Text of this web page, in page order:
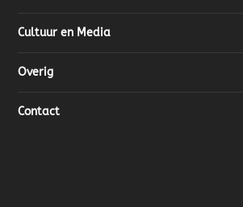
Cultuur en Media
Overig
Contact